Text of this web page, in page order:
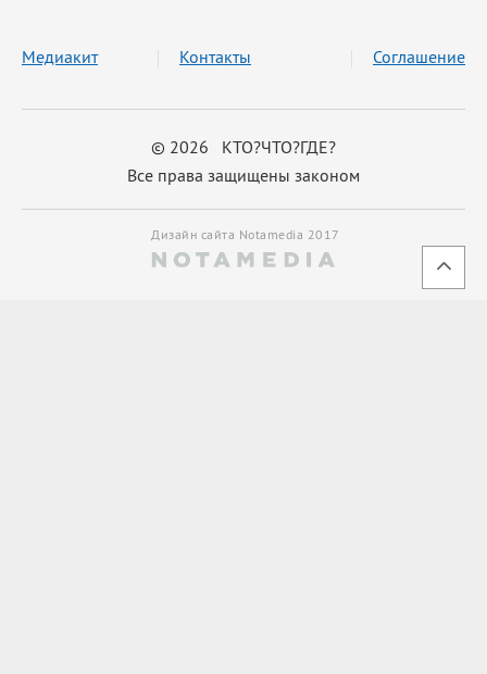
© 2026 КТО?ЧТО?ГДЕ?
Все права защищены законом
Медиакит Контакты Соглашение
Дизайн сайта Notamedia 2017